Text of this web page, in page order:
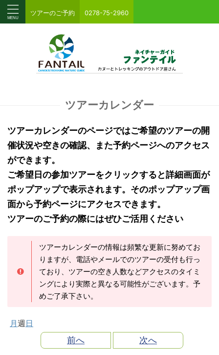
ツアーのご予約 0278-75-2960
ツアーカレンダー
ツアーカレンダーのページではご希望のツアーの開
催状況や空きの確認、また予約ページへのアクセス
ができます。
ご希望日の参加ツアーをクリックすると詳細画面が
ポップアップで表示されます。そのポップアップ画
面から予約ページにアクセスできます。
ツアーのご予約の際にはぜひご活用ください
ツアーカレンダーの情報は頻繁な更新に努めてお
りますが、電話やメールでのツアーの受付も行っ
ており、ツアーの空き人数などアクセスのタイミ
ングにより実際と異なる可能性がございます。予
めご了承下さい。
月週 日
前へ 次へ